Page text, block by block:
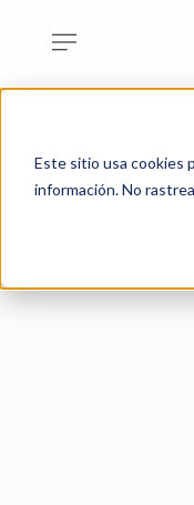
Este sitio usa cookies
información. No